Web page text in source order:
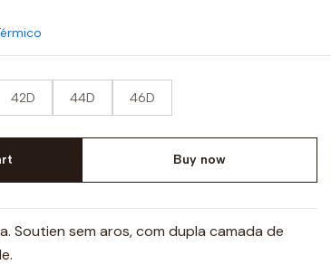
42D 44D 46D
Buy now
Soutien sem aros, com dupla camada de